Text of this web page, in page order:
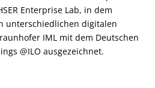
Enterprise Lab, in dem
unterschiedlichen digitalen
IML mit dem Deutschen
@ILO ausgezeichnet.